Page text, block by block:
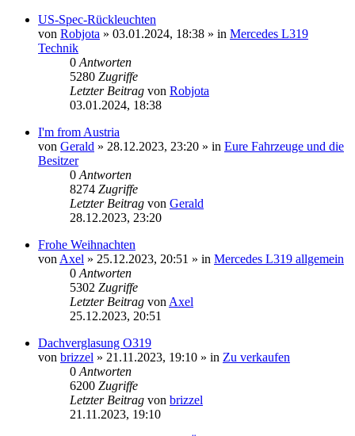
US-Spec-Rückleuchten
von Robjota » 03.01.2024, 18:38 » in Mercedes L319
Technik
0 Antworten
5280 Zugriffe
Letzter Beitrag von Robjota
03.01.2024, 18:38
I'm from Austria
von Gerald » 28.12.2023, 23:20 » in Eure Fahrzeuge und die
Besitzer
0 Antworten
8274 Zugriffe
Letzter Beitrag von Gerald
28.12.2023, 23:20
Frohe Weihnachten
von Axel » 25.12.2023, 20:51 » in Mercedes L319 allgemein
0 Antworten
5302 Zugriffe
Letzter Beitrag von Axel
25.12.2023, 20:51
Dachverglasung O319
von brizzel » 21.11.2023, 19:10 » in Zu verkaufen
0 Antworten
6200 Zugriffe
Letzter Beitrag von brizzel
21.11.2023, 19:10